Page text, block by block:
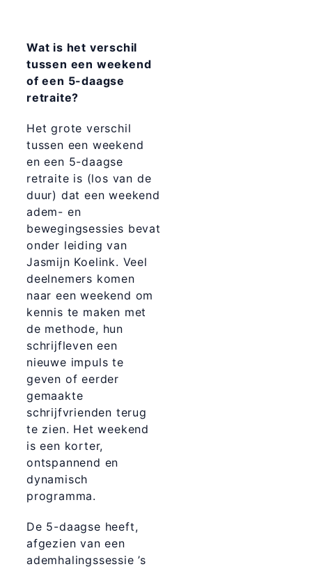
Wat is het verschil
tussen een weekend
of een 5-daagse
retraite?
Het grote verschil
tussen een weekend
en een 5-daagse
retraite is (los van de
duur) dat een weekend
adem- en
bewegingsessies bevat
onder leiding van
Jasmijn Koelink. Veel
deelnemers komen
naar een weekend om
kennis te maken met
de methode, hun
schrijfleven een
nieuwe impuls te
geven of eerder
gemaakte
schrijfvrienden terug
te zien. Het weekend
is een korter,
ontspannend en
dynamisch
programma.
De 5-daagse heeft,
afgezien van een
ademhalingssessie ’s